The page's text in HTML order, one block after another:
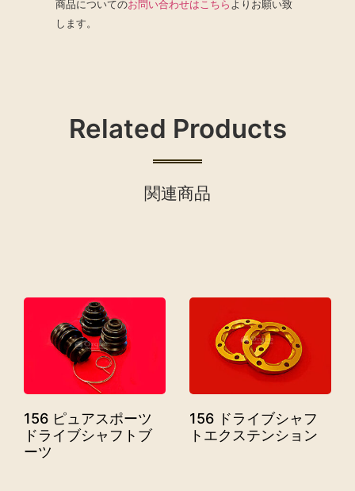
商品についてのお問い合わせはこちらよりお願い致
します。
Related Products
関連商品
156 ピュアスポーツ
ドライブシャフトブ
ーツ
156 ドライブシャフ
トエクステンション